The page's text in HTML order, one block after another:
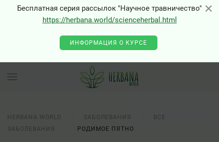
×
Бесплатная серия рассылок "Научное травничество"
https://herbana.world/scienceherbal.html
ИНФОРМАЦИЯ О КУРСЕ
HERBANA.WORLD ЗАБОЛЕВАНИЯ
ВСЕ
ЗАБОЛЕВАНИЯ
РОДИМОЕ ПЯТНО
×